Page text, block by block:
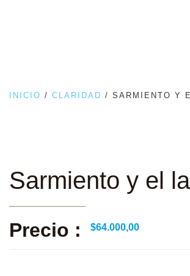
INICIO / CLARIDAD / SARMIENTO Y
Sarmiento y el
Precio : $64.000,00